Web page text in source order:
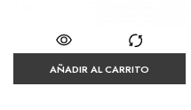
AÑADIR AL CARRITO